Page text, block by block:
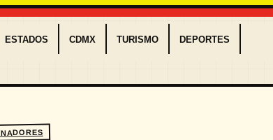
ESTADOS CDMX TURISMO DEPORTES